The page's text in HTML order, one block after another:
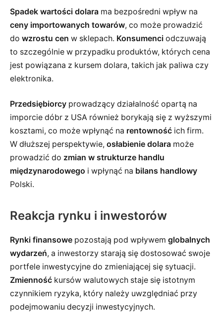
Spadek wartości dolara ma bezpośredni wpływ na
ceny importowanych towarów, co może prowadzić
do wzrostu cen w sklepach. Konsumenci odczuwają
to szczególnie w przypadku produktów, których cena
jest powiązana z kursem dolara, takich jak paliwa czy
elektronika.
Przedsiębiorcy prowadzący działalność opartą na
imporcie dóbr z USA również borykają się z wyższymi
kosztami, co może wpłynąć na rentowność ich firm.
W dłuższej perspektywie, osłabienie dolara może
prowadzić do zmian w strukturze handlu
międzynarodowego i wpłynąć na bilans handlowy
Polski.
Reakcja rynku i inwestorów
Rynki finansowe pozostają pod wpływem globalnych
wydarzeń, a inwestorzy starają się dostosować swoje
portfele inwestycyjne do zmieniającej się sytuacji.
Zmienność kursów walutowych staje się istotnym
czynnikiem ryzyka, który należy uwzględniać przy
podejmowaniu decyzji inwestycyjnych.